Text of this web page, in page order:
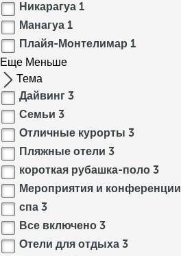
Никарагуа 1
Манагуа 1
Плайя-Монтелимар 1
Еще Меньше
Тема
Дайвинг 3
Семьи 3
Отличные курорты 3
Пляжные отели 3
короткая рубашка-поло 3
Мероприятия и конференции
спа 3
Все включено 3
Отели для отдыха 3